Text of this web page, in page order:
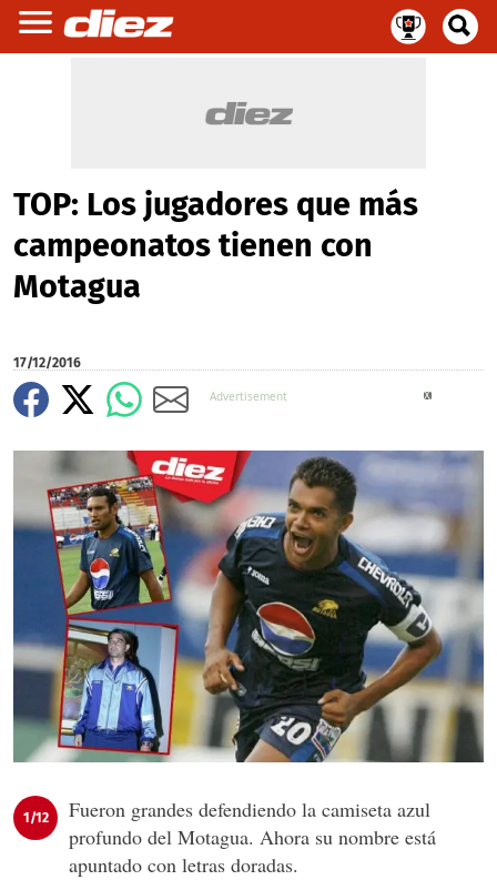
TOP: Los jugadores que más
campeonatos tienen con
Motagua
17/12/2016
1/12
Fueron grandes defendiendo la camiseta azul
profundo del Motagua. Ahora su nombre está
apuntado con letras doradas.
X